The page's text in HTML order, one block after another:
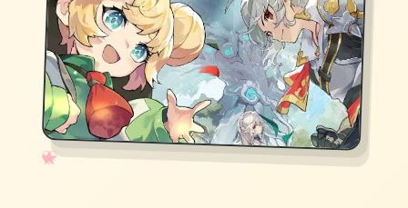
✧
♡
★
♥